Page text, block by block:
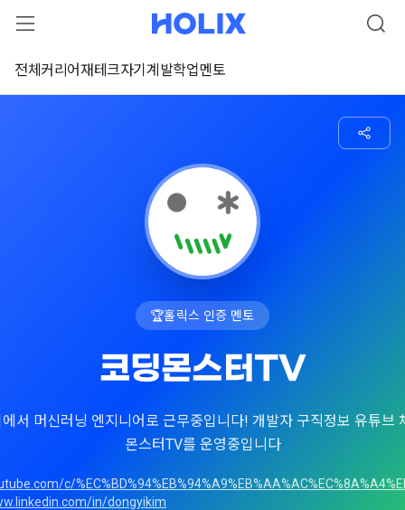
전체 커리어재테크자기계발학업멘토
🏆홀릭스 인증 멘토
코딩몬스터TV
서 머신러닝 엔지니어로 근무중입니다! 개발자 구직정보 유튜브
몬스터TV를 운영중입니다
c/
in/dongyikim